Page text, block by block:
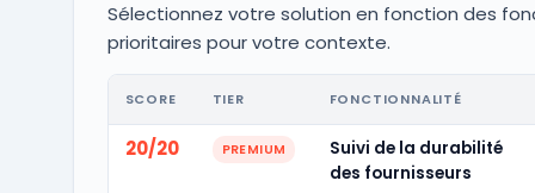
Sélectionnez votre solution en fonction des
prioritaires pour votre contexte.
SCORE TIER FONCTIONNALITÉ
20/20 PREMIUM
Suivi de la durabilité
des fournisseurs